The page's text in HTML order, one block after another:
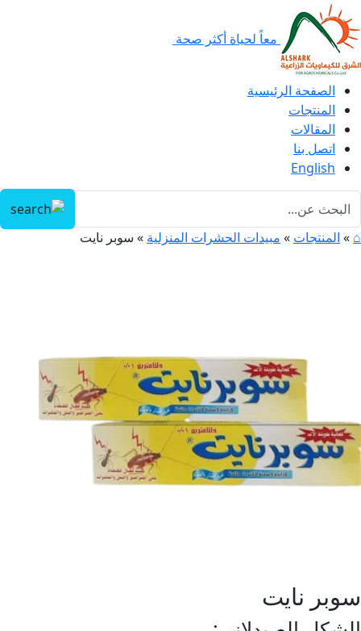
معاً لحياة أكثر صحة
الصفحة الرئيسية
المنتجات
المقالات
اتصل بنا
English
⌂
» المنتجات » مبيدات الحشرات المنزلية » سوبر نايت
سوبر نايت